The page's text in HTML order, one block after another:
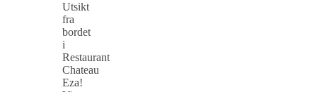
Utsikt
fra
bordet
i
Restaurant
Chateau
Eza!